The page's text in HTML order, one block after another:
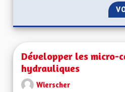
Développer les micro-
hydrauliques
Wierscher